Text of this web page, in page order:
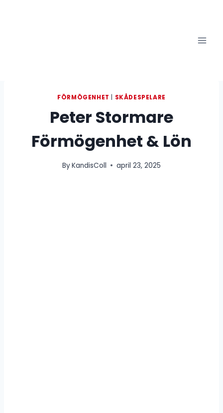
FÖRMÖGENHET SKÅDESPELARE
Peter Stormare
Förmögenhet & Lön
ByKandisColl april 23, 2025